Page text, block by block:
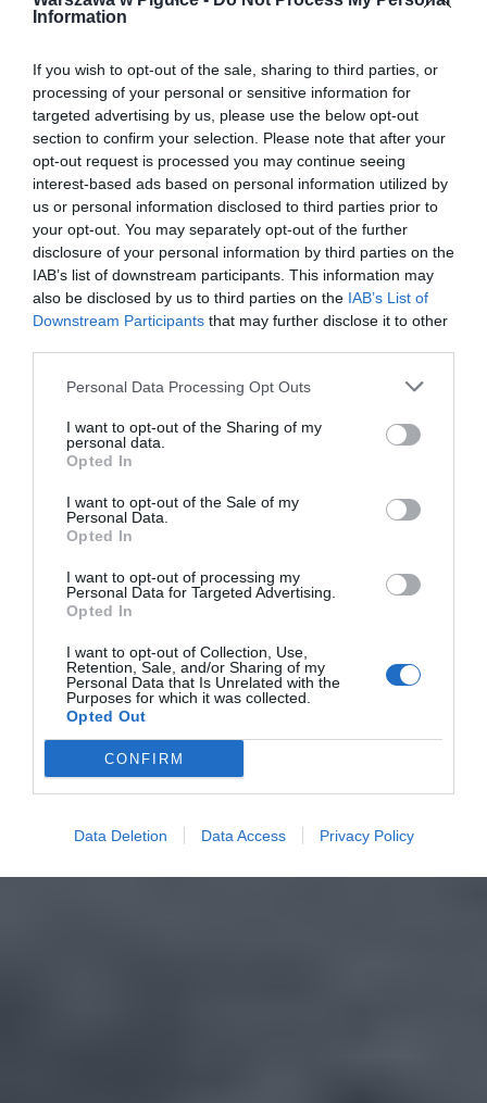
Information
If you wish to opt-out of the sale, sharing to third parties, or
processing of your personal or sensitive information for
targeted advertising by us, please use the below opt-out
section to confirm your selection. Please note that after your
opt-out request is processed you may continue seeing
interest-based ads based on personal information utilized by
us or personal information disclosed to third parties prior to
your opt-out. You may separately opt-out of the further
disclosure of your personal information by third parties on the
IAB’s list of downstream participants. This information may
also be disclosed by us to third parties on the IAB’s List of
Downstream Participants that may further disclose it to other
Personal Data Processing Opt Outs
I want to opt-out of the Sharing of my
personal data.
Opted In
I want to opt-out of the Sale of my
Personal Data.
Opted In
I want to opt-out of processing my
Personal Data for Targeted Advertising.
Opted In
I want to opt-out of Collection, Use,
Retention, Sale, and/or Sharing of my
Personal Data that Is Unrelated with the
Purposes for which it was collected.
Opted Out
CONFIRM
Data Deletion Data Access Privacy Policy